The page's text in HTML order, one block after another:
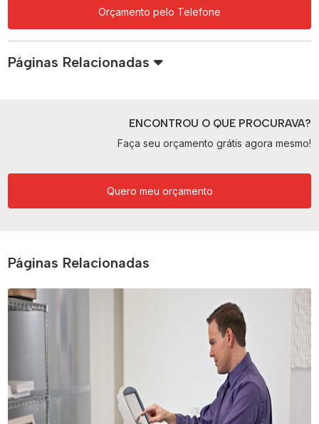
Orçamento pelo Telefone
Páginas Relacionadas
ENCONTROU O QUE PROCURAVA?
Faça seu orçamento grátis agora mesmo!
Quero meu orçamento
Páginas Relacionadas